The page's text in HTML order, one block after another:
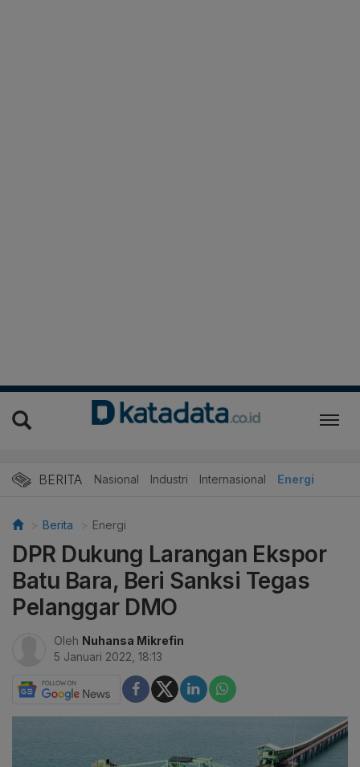
BERITA Nasional Industri Internasional Energi
Berita Energi
DPR Dukung Larangan Ekspor
Batu Bara, Beri Sanksi Tegas
Pelanggar DMO
Oleh Nuhansa Mikrefin
5 Januari 2022, 18:13